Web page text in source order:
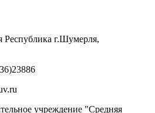
Республика г.Шумерля,
учреждение "Средняя